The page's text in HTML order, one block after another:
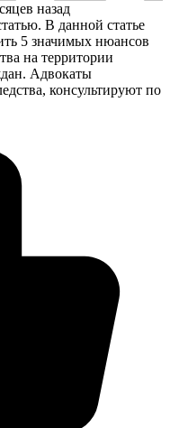
назад
В данной статье
5 значимых нюансов
на территории
Адвокаты
консультируют по